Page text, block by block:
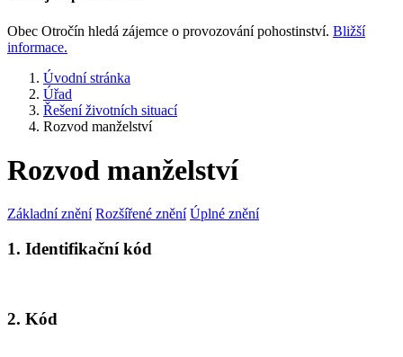
Obec Otročín hledá zájemce o provozování pohostinství. Bližší
informace.
Úvodní stránka
Úřad
Řešení životních situací
Rozvod manželství
Rozvod manželství
Základní znění Rozšířené znění Úplné znění
1. Identifikační kód
2. Kód